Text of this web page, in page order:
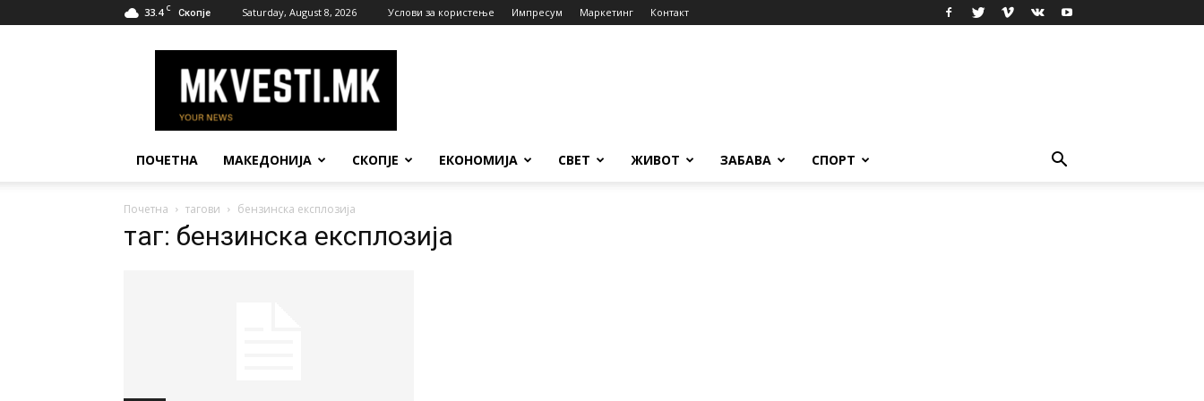
33.4 C Скопје Saturday, August 8, 2026 Услови за користење Импресум Маркетинг Контакт
Вести
ПОЧЕТНА МАКЕДОНИЈА СКОПЈЕ ЕКОНОМИЈА СВЕТ ЖИВОТ ЗАБАВА СПОРТ
Почетна тагови бензинска експлозија
таг: бензинска експлозија